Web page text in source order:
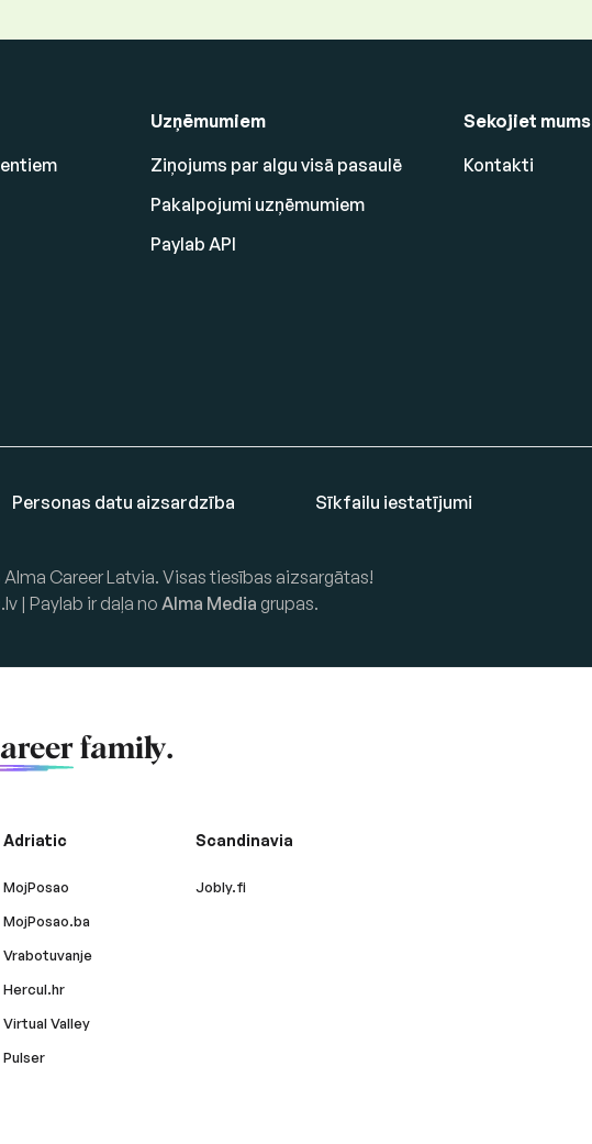
Uzņēmumiem
Ziņojums par algu visā pasaulē
Pakalpojumi uzņēmumiem
Paylab API
Sekojiet mums
Kontakti
Personas datu aizsardzība Sīkfailu iestatījumi
Career Latvia. Visas tiesības aizsargātas!
| Paylab ir daļa noAlma Media grupas.
family.
Adriatic
MojPosao
MojPosao.ba
Vrabotuvanje
Hercul.hr
Virtual Valley
Pulser
Scandinavia
Jobly.fi